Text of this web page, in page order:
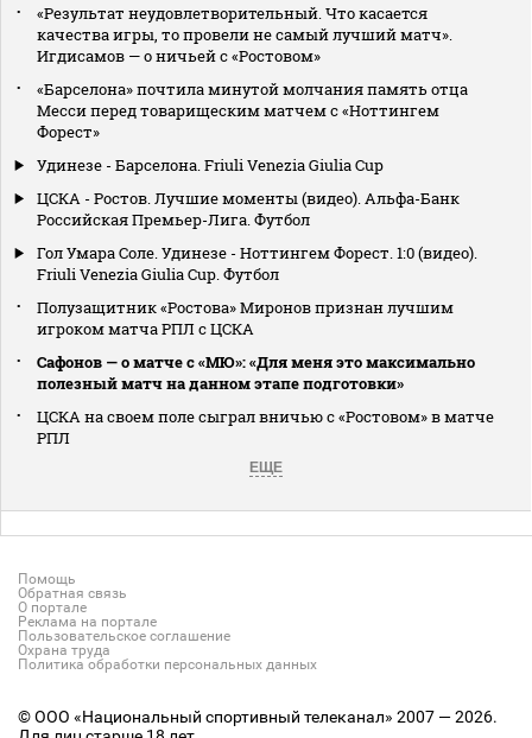
«Результат неудовлетворительный. Что касается
качества игры, то провели не самый лучший матч».
Игдисамов — о ничьей с «Ростовом»
«Барселона» почтила минутой молчания память отца
Месси перед товарищеским матчем с «Ноттингем
Форест»
Удинезе - Барселона. Friuli Venezia Giulia Cup
ЦСКА - Ростов. Лучшие моменты (видео). Альфа-Банк
Российская Премьер-Лига. Футбол
Гол Умара Соле. Удинезе - Ноттингем Форест. 1:0 (видео).
Friuli Venezia Giulia Cup. Футбол
Полузащитник «Ростова» Миронов признан лучшим
игроком матча РПЛ с ЦСКА
Сафонов — о матче с «МЮ»: «Для меня это максимально
полезный матч на данном этапе подготовки»
ЦСКА на своем поле сыграл вничью с «Ростовом» в матче
РПЛ
ЕЩЕ
Помощь
Обратная связь
О портале
Реклама на портале
Пользовательское соглашение
Охрана труда
Политика обработки персональных данных
© ООО «Национальный спортивный телеканал» 2007 — 2026.